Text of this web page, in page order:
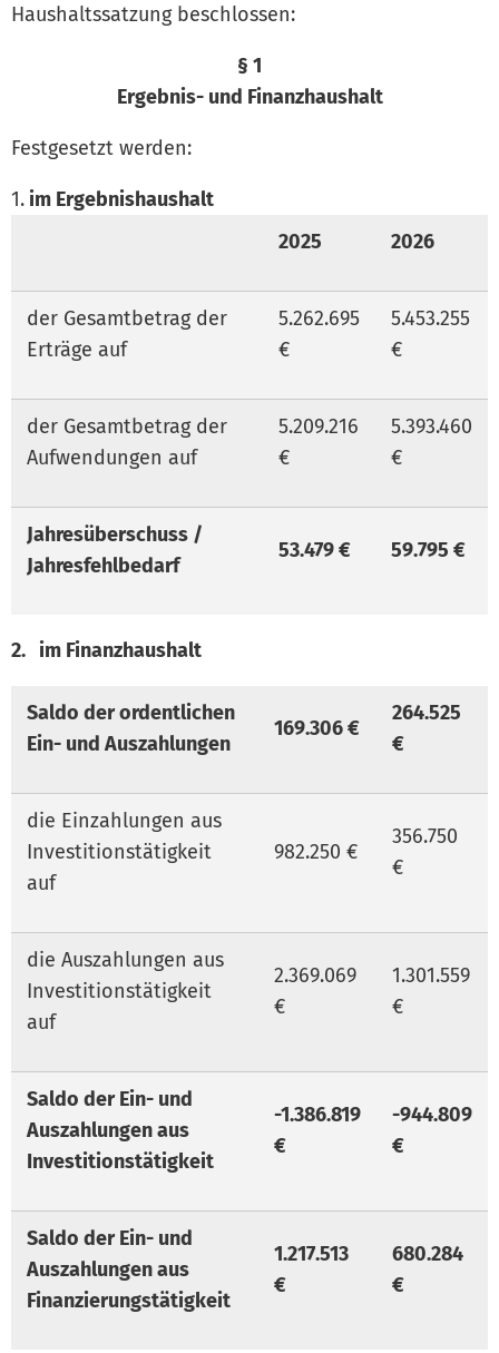
Haushaltssatzung beschlossen:
§ 1
Ergebnis- und Finanzhaushalt
Festgesetzt werden:
im Ergebnishaushalt
2025
2026
der Gesamtbetrag der
Erträge auf
5.262.695
€
5.453.255
€
der Gesamtbetrag der
Aufwendungen auf
5.209.216
€
5.393.460
€
Jahresüberschuss /
Jahresfehlbedarf
53.479 € 59.795 €
2. im Finanzhaushalt
Saldo der ordentlichen
Ein- und Auszahlungen
169.306 €
264.525
€
die Einzahlungen aus
Investitionstätigkeit
auf
982.250 €
356.750
€
die Auszahlungen aus
Investitionstätigkeit
auf
2.369.069
€
1.301.559
€
Saldo der Ein- und
Auszahlungen aus
Investitionstätigkeit
-1.386.819
€
-944.809
€
Saldo der Ein- und
Auszahlungen aus
Finanzierungstätigkeit
1.217.513
€
680.284
€